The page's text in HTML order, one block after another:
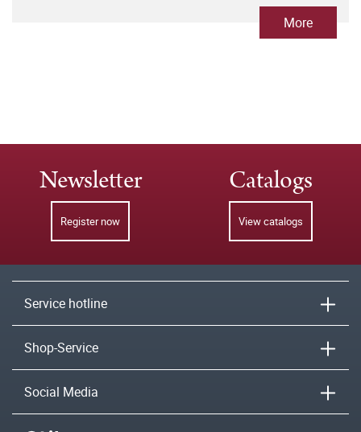
More
Newsletter
Register now
Catalogs
View catalogs
Service hotline
Shop-Service
Social Media